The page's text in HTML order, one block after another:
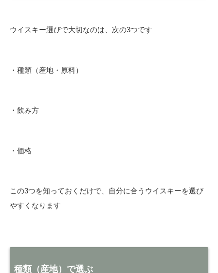
ウイスキー選びで大切なのは、次の3つです
・種類（産地・原料）
・飲み方
・価格
この3つを知っておくだけで、自分に合うウイスキーを選び
やすくなります
種類（産地）で選ぶ